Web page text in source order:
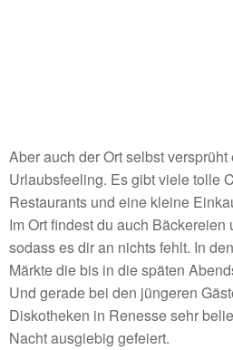
Aber auch der Ort selbst
Urlaubsfeeling. Es gibt viele tolle
Restaurants und eine kleine
Im Ort findest du auch Bäckereien
sodass es dir an nichts fehlt. In
Märkte die bis in die späten
Und gerade bei den jüngeren
Diskotheken in Renesse sehr
Nacht ausgiebig gefeiert.